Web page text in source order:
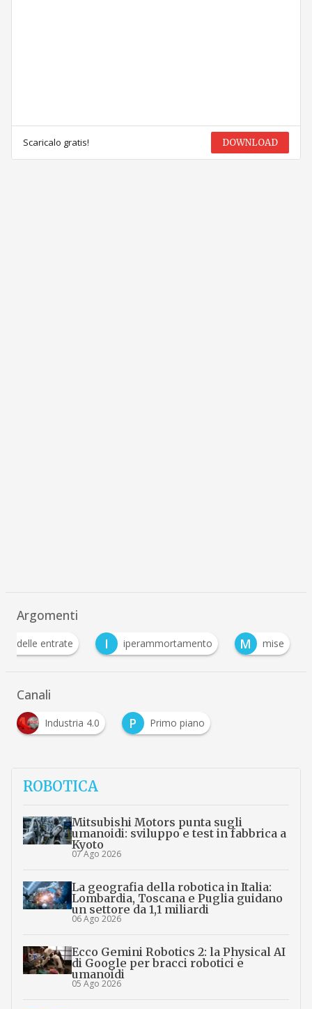
Scaricalo gratis! DOWNLOAD
Argomenti
delle entrate I iperammortamento M mise
Canali
Industria 4.0 P Primo piano
ROBOTICA
Mitsubishi Motors punta sugli
umanoidi: sviluppo e test in fabbrica a
Kyoto
07 Ago 2026
La geografia della robotica in Italia:
Lombardia, Toscana e Puglia guidano
un settore da 1,1 miliardi
06 Ago 2026
Ecco Gemini Robotics 2: la Physical AI
di Google per bracci robotici e
umanoidi
05 Ago 2026